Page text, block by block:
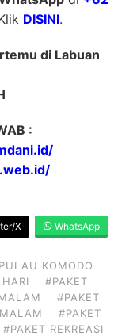
DISINI.
di Labuan
:
X WhatsApp
KOMODO
#PAKET
#PAKET
#PAKET
#PAKET REKREASI